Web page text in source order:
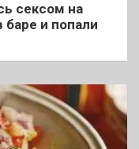
сексом на
баре и попали